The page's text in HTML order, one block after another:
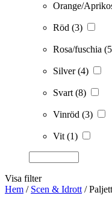
Orange/
Röd (3)
Rosa/fuschia
Silver(4)
Svart(8)
Vinröd (3)
Vit(1)
Visa filter
Hem / Scen & Idrott/